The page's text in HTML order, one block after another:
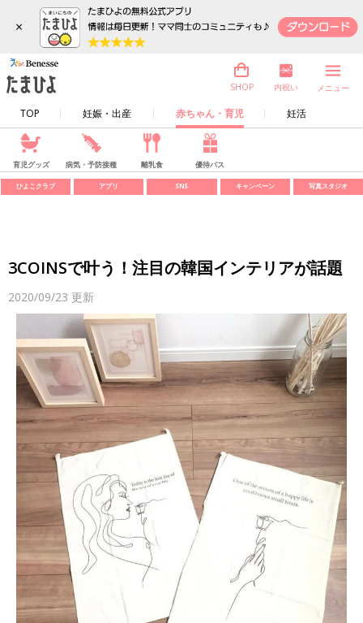
×
TOP 妊娠・出産 赤ちゃん・育児 妊活
SHOP 内祝い メニュー
育児グッズ 病気・予防接種 離乳食 優待パス
ひよこクラブ アプリ SNS キャンペーン 写真スタジオ
3COINSで叶う！注目の韓国インテリアが話題
2020/09/23 更新